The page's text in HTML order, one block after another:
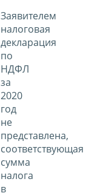
Заявителем
налоговая
декларация
по
НДФЛ
за
2020
год
не
представлена,
соответствующая
сумма
налога
в